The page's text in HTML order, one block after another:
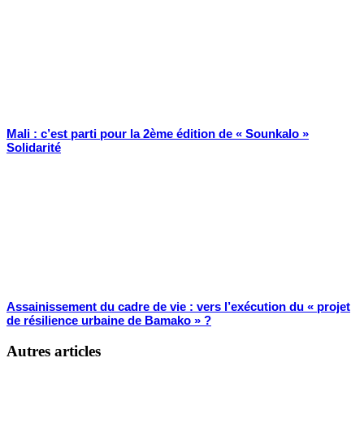
Mali : c’est parti pour la 2ème édition de « Sounkalo »
Solidarité
Assainissement du cadre de vie : vers l’exécution du « projet
de résilience urbaine de Bamako » ?
Autres articles